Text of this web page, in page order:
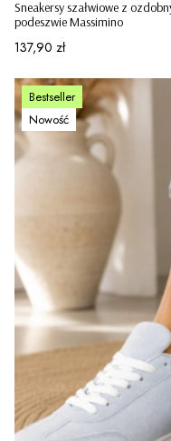
Sneakersy szałwiowe z
podeszwie Massimino
Cena
137,90 zł
Bestseller
Nowość